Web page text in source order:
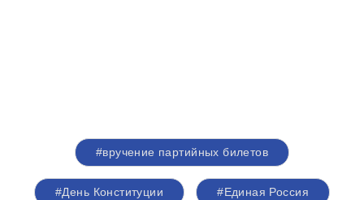
#вручение партийных билетов
#День Конституции #Единая Россия